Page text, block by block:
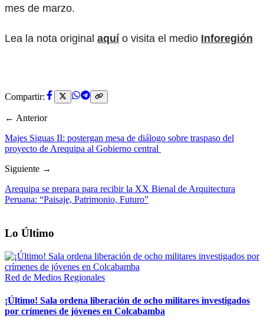
mes de marzo.
Lea la nota original aquío visita el medio Inforegión
Compartir:
← Anterior
Majes Siguas II: postergan mesa de diálogo sobre traspaso del
proyecto de Arequipa al Gobierno central
Siguiente →
Arequipa se prepara para recibir la XX Bienal de Arquitectura
Peruana: “Paisaje, Patrimonio, Futuro”
Lo Último
Red de Medios Regionales
¡Último! Sala ordena liberación de ocho militares investigados
por crímenes de jóvenes en Colcabamba